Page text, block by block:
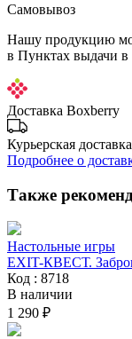
Самовывоз
Нашу продукцию
в Пунктах выдачи
Доставка Boxberry
Курьерская доставка
Подробнее о
Также
Настольные игры
EXIT-КВЕСТ.
Код : 8718
В наличии
1 290 ₽